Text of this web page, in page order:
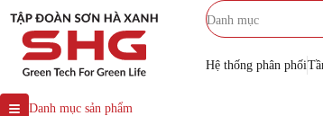
Danh mục sản phẩm
Danh mục
Hệ thống phân phối